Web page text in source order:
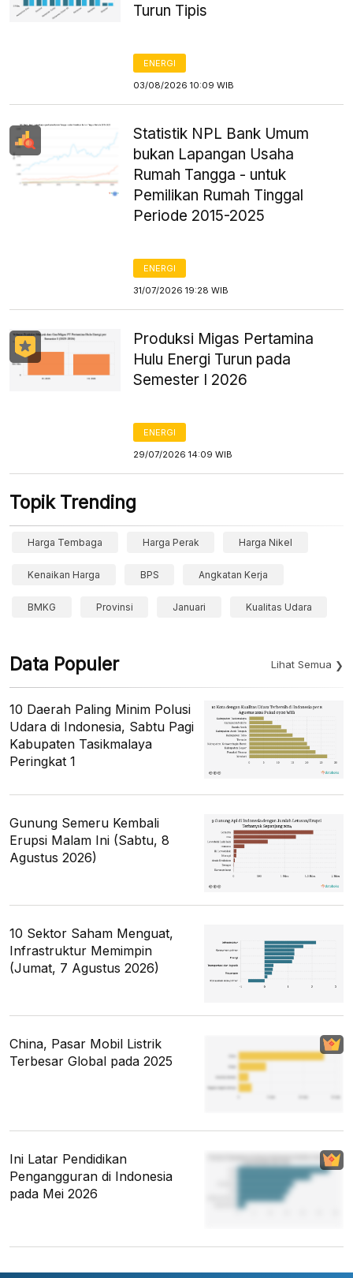
Turun Tipis
ENERGI
03/08/2026 10:09 WIB
Statistik NPL Bank Umum
bukan Lapangan Usaha
Rumah Tangga - untuk
Pemilikan Rumah Tinggal
Periode 2015-2025
ENERGI
31/07/2026 19:28 WIB
Produksi Migas Pertamina
Hulu Energi Turun pada
Semester I 2026
ENERGI
29/07/2026 14:09 WIB
Topik Trending
Harga Tembaga Harga Perak Harga Nikel
Kenaikan Harga BPS Angkatan Kerja
BMKG Provinsi Januari Kualitas Udara
Data Populer Lihat Semua
10 Daerah Paling Minim Polusi
Udara di Indonesia, Sabtu Pagi
Kabupaten Tasikmalaya
Peringkat 1
Gunung Semeru Kembali
Erupsi Malam Ini (Sabtu, 8
Agustus 2026)
10 Sektor Saham Menguat,
Infrastruktur Memimpin
(Jumat, 7 Agustus 2026)
China, Pasar Mobil Listrik
Terbesar Global pada 2025
Ini Latar Pendidikan
Pengangguran di Indonesia
pada Mei 2026